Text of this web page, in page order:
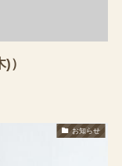
）
お知らせ